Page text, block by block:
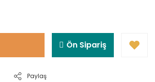
Ön Sipariş
Paylaş